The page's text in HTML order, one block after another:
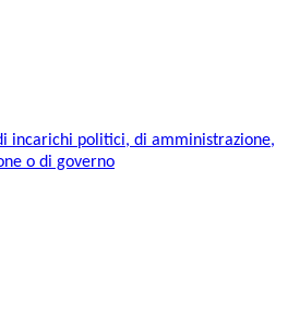
incarichi politici, di amministrazione,
o di governo